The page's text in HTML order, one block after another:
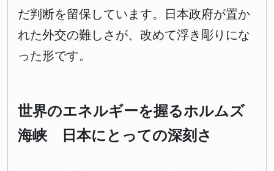
だ判断を留保しています。日本政府が置か
れた外交の難しさが、改めて浮き彫りにな
った形です。
世界のエネルギーを握るホルムズ
海峡 日本にとっての深刻さ